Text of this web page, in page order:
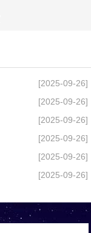
[2025-09-26]
[2025-09-26]
[2025-09-26]
[2025-09-26]
[2025-09-26]
[2025-09-26]